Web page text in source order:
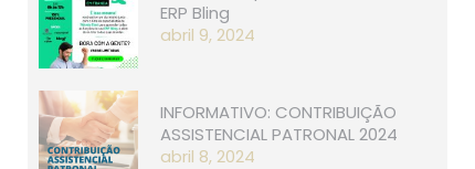
ERP Bling
abril 9, 2024
INFORMATIVO: CONTRIBUIÇÃO
ASSISTENCIAL PATRONAL 2024
abril 8, 2024